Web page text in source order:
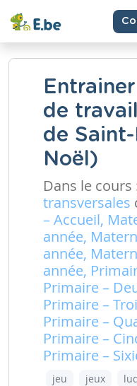
de
de
Noël)
Dans le cours
transversales
– Accueil,
année,
année,
année,
Primaire –
Primaire –
Primaire –
Primaire –
Primaire –
jeu jeux